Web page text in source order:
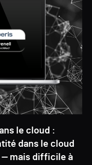
le cloud :
dans le cloud
mais difficile à